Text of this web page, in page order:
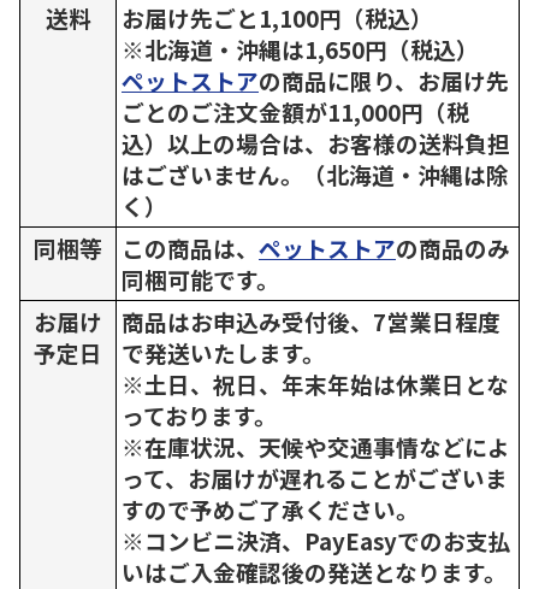
送料
お届け先ごと1,100円（税込）
※北海道・沖縄は1,650円（税込）
ペットストアの商品に限り、お届け先
ごとのご注文金額が11,000円（税
込）以上の場合は、お客様の送料負担
はございません。（北海道・沖縄は除
く）
同梱等
この商品は、 ペットストアの商品のみ
同梱可能です。
お届け
予定日
商品はお申込み受付後、7営業日程度
で発送いたします。
※土日、祝日、年末年始は休業日とな
っております。
※在庫状況、天候や交通事情などによ
って、お届けが遅れることがございま
すので予めご了承ください。
※コンビニ決済、PayEasyでのお支払
いはご入金確認後の発送となります。